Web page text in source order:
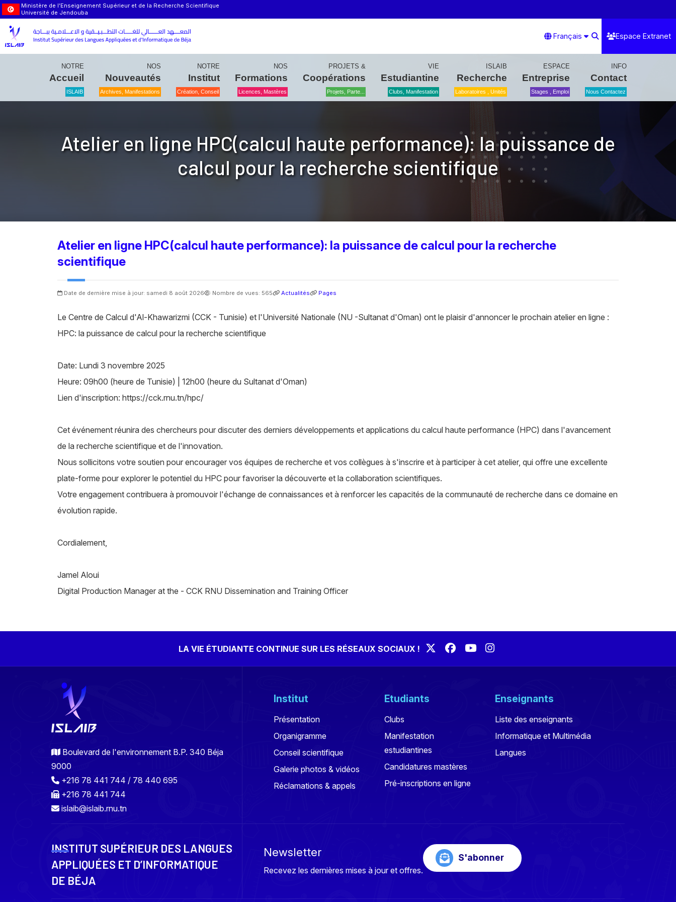
Ministère de l’Enseignement Supérieur et de la Recherche Scientifique
Université de Jendouba
Français Espace Extranet
NOTRE
Accueil
ISLAIB
NOS
Nouveautés
Archives, Manifestations
NOTRE
Institut
Création, Conseil
NOS
Formations
Licences, Mastères
PROJETS &
Coopérations
Projets, Parte...
VIE
Estudiantine
Clubs, Manifestation
ISLAIB
Recherche
Laboratoires , Unités
ESPACE
Entreprise
Stages , Emploi
INFO
Contact
Nous Contactez
Atelier en ligne HPC(calcul haute performance): la puissance de
calcul pour la recherche scientifique
Atelier en ligne HPC(calcul haute performance): la puissance de calcul pour la recherche
scientifique
Date de dernière mise à jour: samedi 8 août 2026 Nombre de vues: 565 Actualités Pages
Le Centre de Calcul d'Al-Khawarizmi (CCK - Tunisie) et l'Université Nationale (NU -Sultanat d'Oman) ont le plaisir d'annoncer le prochain atelier en ligne :
HPC: la puissance de calcul pour la recherche scientifique
Date: Lundi 3 novembre 2025
Heure: 09h00 (heure de Tunisie) | 12h00 (heure du Sultanat d'Oman)
Lien d'inscription: https://cck.rnu.tn/hpc/
Cet événement réunira des chercheurs pour discuter des derniers développements et applications du calcul haute performance (HPC) dans l'avancement
de la recherche scientifique et de l'innovation.
Nous sollicitons votre soutien pour encourager vos équipes de recherche et vos collègues à s'inscrire et à participer à cet atelier, qui offre une excellente
plate-forme pour explorer le potentiel du HPC pour favoriser la découverte et la collaboration scientifiques.
Votre engagement contribuera à promouvoir l'échange de connaissances et à renforcer les capacités de la communauté de recherche dans ce domaine en
évolution rapide.
Cordialement,
Jamel Aloui
Digital Production Manager at the - CCK RNU Dissemination and Training Officer
LA VIE ÉTUDIANTE CONTINUE SUR LES RÉSEAUX SOCIAUX !
Boulevard de l'environnement B.P. 340 Béja
9000
+216 78 441 744 / 78 440 695
+216 78 441 744
islaib@islaib.rnu.tn
Institut
Présentation
Organigramme
Conseil scientifique
Galerie photos & vidéos
Réclamations & appels
Etudiants
Clubs
Manifestation
estudiantines
Candidatures mastères
Pré-inscriptions en ligne
Enseignants
Liste des enseignants
Informatique et Multimédia
Langues
INSTITUT SUPÉRIEUR DES LANGUES
APPLIQUÉES ET D’INFORMATIQUE
DE BÉJA
Newsletter
Recevez les dernières mises à jour et offres.
S'abonner